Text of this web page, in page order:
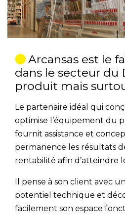
Arcansas est le
dans le secteur du
produit mais
Le partenaire idéal qui
optimise l’équipement du
fournit assistance et
permanence les résultats
rentabilité afin d’atteindre
Il pense à son client avec
potentiel technique et
facilement son espace